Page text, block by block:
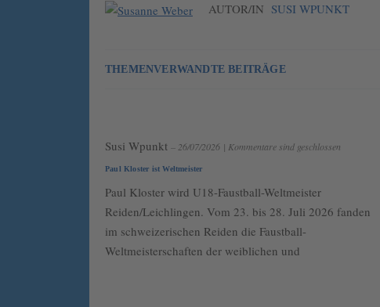
AUTOR/IN SUSI WPUNKT
THEMENVERWANDTE BEITRÄGE
Susi Wpunkt – 26/07/2026 | Kommentare sind geschlossen
Paul Kloster ist Weltmeister
Paul Kloster wird U18-Faustball-Weltmeister
Reiden/Leichlingen. Vom 23. bis 28. Juli 2026 fanden
im schweizerischen Reiden die Faustball-
Weltmeisterschaften der weiblichen und